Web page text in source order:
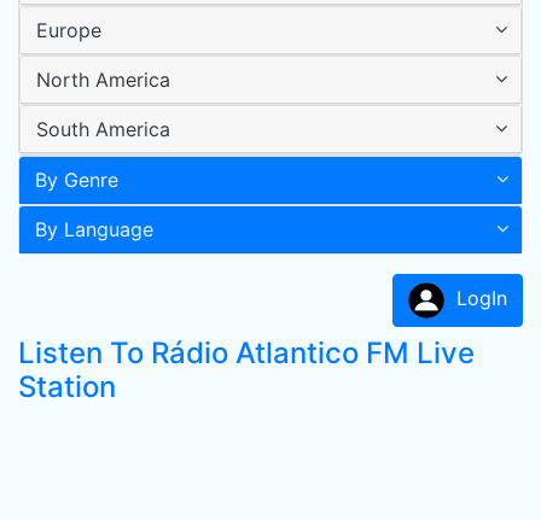
Europe
North America
South America
By Genre
By Language
LogIn
Listen To Rádio Atlantico FM Live
Station